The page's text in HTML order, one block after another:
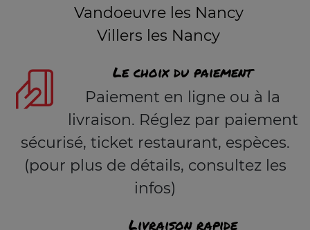
Vandoeuvre les Nancy
Villers les Nancy
Le choix du paiement
Paiement en ligne ou à la
livraison. Réglez par paiement
sécurisé, ticket restaurant, espèces.
(pour plus de détails, consultez les
infos)
Livraison rapide